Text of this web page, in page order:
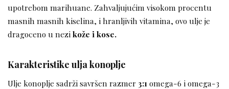
upotrebom marihuane. Zahvaljujućim visokom procentu
masnih masnih kiselina, i hranljivih vitamina, ovo ulje je
dragoceno u nezikože i kose.
Karakteristike ulja konoplje
Ulje konoplje sadrži savršen razmer 3:1omega-6 i omega-3